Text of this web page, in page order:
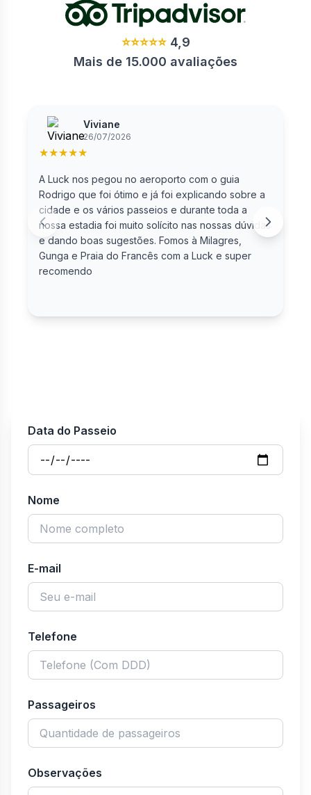
⭐⭐⭐⭐⭐4,9
Mais de 15.000 avaliações
Viviane
26/07/2026
★★★★★
A Luck nos pegou no aeroporto com o guia
Rodrigo que foi ótimo e já foi explicando sobre a
cidade e os vários passeios e durante toda a
nossa estadia foi muito solícito nas nossas dúvidas
e dando boas sugestões. Fomos à Milagres,
Gunga e Praia do Francês com a Luck e super
recomendo
Data do Passeio
Nome
E-mail
Telefone
Passageiros
Observações